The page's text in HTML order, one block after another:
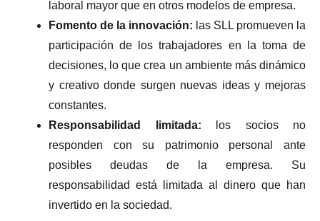
laboral mayor que en otros modelos de empresa.
Fomento de la innovación: las SLL promueven la
participación de los trabajadores en la toma de
decisiones, lo que crea un ambiente más dinámico
y creativo donde surgen nuevas ideas y mejoras
constantes.
Responsabilidad limitada: los socios no
responden con su patrimonio personal ante
posibles deudas de la empresa. Su
responsabilidad está limitada al dinero que han
invertido en la sociedad.